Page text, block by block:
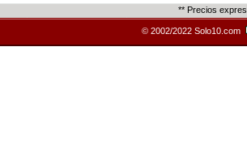
** Precios
© 2002/2022 Solo10.com